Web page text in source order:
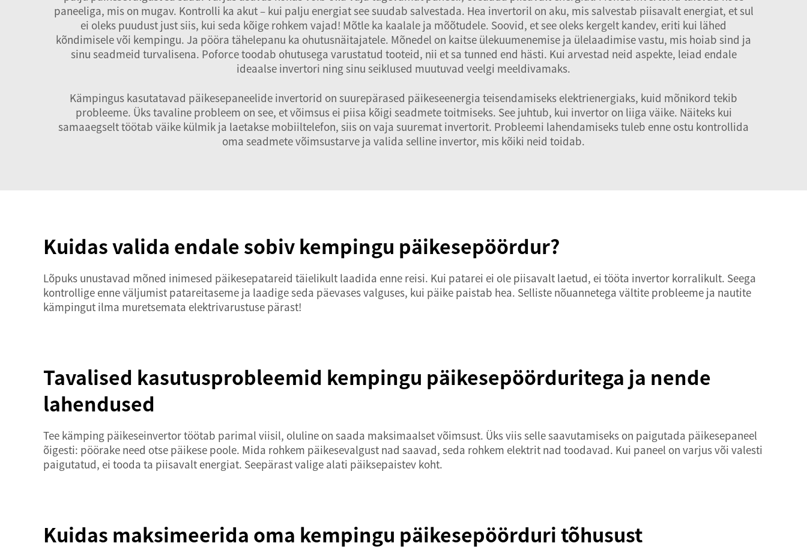
paneeliga, mis on mugav. Kontrolli ka akut – kui palju energiat see suudab salvestada. Hea invertoril on aku, mis salvestab piisavalt energiat, et sul
ei oleks puudust just siis, kui seda kõige rohkem vajad! Mõtle ka kaalale ja mõõtudele. Soovid, et see oleks kergelt kandev, eriti kui lähed
kõndimisele või kempingu. Ja pööra tähelepanu ka ohutusnäitajatele. Mõnedel on kaitse ülekuumenemise ja ülelaadimise vastu, mis hoiab sind ja
sinu seadmeid turvalisena. Poforce toodab ohutusega varustatud tooteid, nii et sa tunned end hästi. Kui arvestad neid aspekte, leiad endale
ideaalse invertori ning sinu seiklused muutuvad veelgi meeldivamaks.
Kämpingus kasutatavad päikesepaneelide invertorid on suurepärased päikeseenergia teisendamiseks elektrienergiaks, kuid mõnikord tekib
probleeme. Üks tavaline probleem on see, et võimsus ei piisa kõigi seadmete toitmiseks. See juhtub, kui invertor on liiga väike. Näiteks kui
samaaegselt töötab väike külmik ja laetakse mobiiltelefon, siis on vaja suuremat invertorit. Probleemi lahendamiseks tuleb enne ostu kontrollida
oma seadmete võimsustarve ja valida selline invertor, mis kõiki neid toidab.
Kuidas valida endale sobiv kempingu päikesepöördur?
Lõpuks unustavad mõned inimesed päikesepatareid täielikult laadida enne reisi. Kui patarei ei ole piisavalt laetud, ei tööta invertor korralikult. Seega
kontrollige enne väljumist patareitaseme ja laadige seda päevases valguses, kui päike paistab hea. Selliste nõuannetega vältite probleeme ja nautite
kämpingut ilma muretsemata elektrivarustuse pärast!
Tavalised kasutusprobleemid kempingu päikesepöörduritega ja nende
lahendused
Tee kämping päikeseinvertortöötab parimal viisil, oluline on saada maksimaalset võimsust. Üks viis selle saavutamiseks on paigutada päikesepaneel
õigesti: pöörake need otse päikese poole. Mida rohkem päikesevalgust nad saavad, seda rohkem elektrit nad toodavad. Kui paneel on varjus või valesti
paigutatud, ei tooda ta piisavalt energiat. Seepärast valige alati päiksepaistev koht.
Kuidas maksimeerida oma kempingu päikesepöörduri tõhusust